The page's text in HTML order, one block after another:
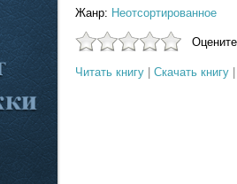
Жанр: Неотсортированное
Читать книгу Скачать книгу